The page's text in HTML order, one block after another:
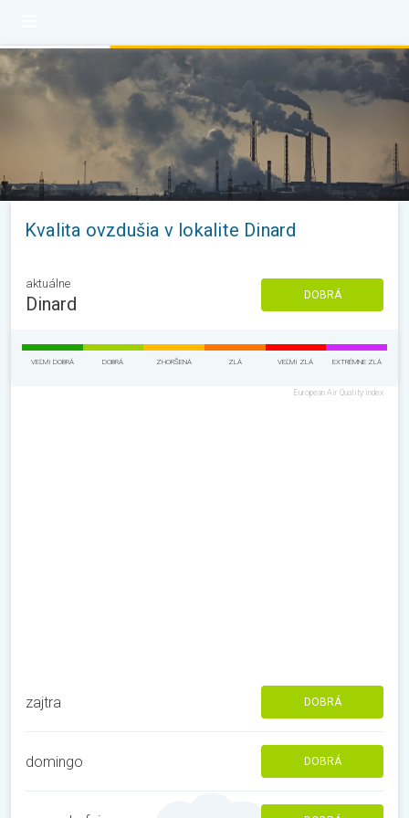
Kvalita ovzdušia v lokalite Dinard
aktuálne
Dinard DOBRÁ
VEĽMI DOBRÁ DOBRÁ ZHORŠENÁ ZLÁ VEĽMI ZLÁ EXTRÉMNE ZLÁ
European Air Quality Index
zajtra DOBRÁ
domingo DOBRÁ